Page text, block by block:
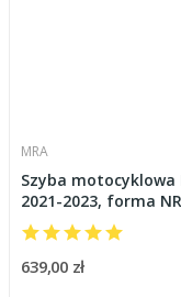
MRA
Szyba motocyklowa
2021-2023, forma
639,00 zł